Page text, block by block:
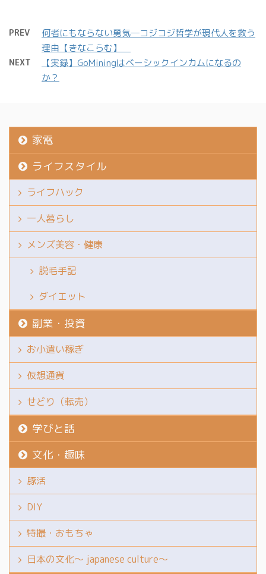
の分岐点 なぜ「1PH」が
ィブな意見も散見されま
は、GoMiningが本当に信
います。 読んだ人の中に
は実際にアトラスアース
で広大なデジタルアース
を買って、ドルを稼いで
いる人もいるのでしょう
web3時代に足を踏み入
れたようなものです。
（言い過ぎ） ゲームを楽
しみながら収益を得る、
Play to Earnの新感覚に
魅力を感じてくれている
のではないかなと思いま
す。 とはいえ、利益は
微々たるものですが、こ
れもまた積み重ねという
やつです。 アプリを使っ
PREV
何者にもならない勇気─コジコジ哲学が現代人を救う
理由【きなこらむ】
NEXT
【実録】GoMiningはベーシックインカムになるの
か？
家電
ライフスタイル
ライフハック
一人暮らし
メンズ美容・健康
脱毛手記
ダイエット
副業・投資
お小遣い稼ぎ
仮想通貨
せどり（転売）
学びと話
文化・趣味
豚活
DIY
特撮・おもちゃ
日本の文化～ japanese culture～